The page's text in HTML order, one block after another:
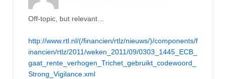
Off-topic, but relevant…
http://www.rtl.nl/(/financien/rtlz/nieuws/)/components/f
inancien/rtlz/2011/weken_2011/09/0303_1445_ECB_
gaat_rente_verhogen_Trichet_gebruikt_codewoord_
Strong_Vigilance.xml